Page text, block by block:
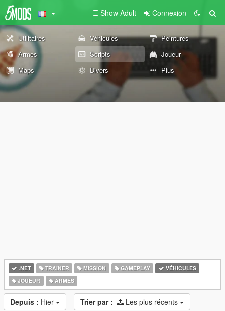
Show Adult Connexion
Utilitaires Véhicules
Peintures
Armes
Scripts
Joueur
Maps
Divers Plus
.NET TRAINER MISSION GAMEPLAY
VÉHICULES
JOUEUR
ARMES
Depuis : Hier Trier par : Les plus récents